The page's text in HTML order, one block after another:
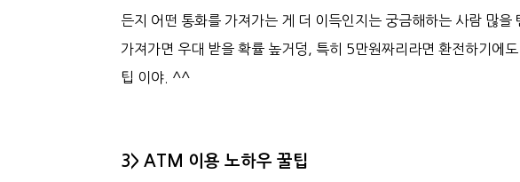
든지 어떤 통화를 가져가는 게 더 이득인지는 궁금해하는 사람 많
가져가면 우대 받을 확률 높거덩, 특히 5만원짜리라면 환전하기에
팁 이야. ^^
3> ATM 이용 노하우 꿀팁